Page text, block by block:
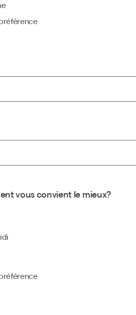
vous convient le mieux?